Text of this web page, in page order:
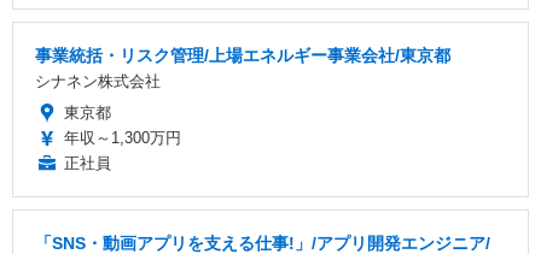
事業統括・リスク管理/上場エネルギー事業会社/東京都
シナネン株式会社
東京都
年収～1,300万円
正社員
「SNS・動画アプリを支える仕事!」/アプリ開発エンジニア/